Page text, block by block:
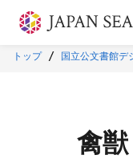
本文に飛ぶ
トップ 国立公文書館デ
禽獣